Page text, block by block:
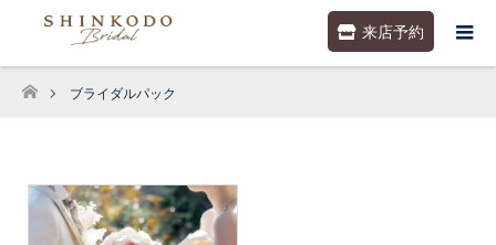
来店予約
ホーム
ブライダルパック